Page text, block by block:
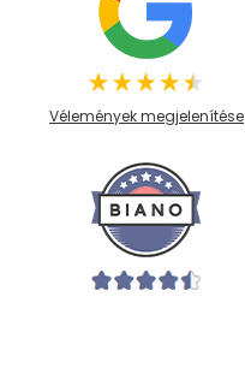
Vélemények megjelenítése